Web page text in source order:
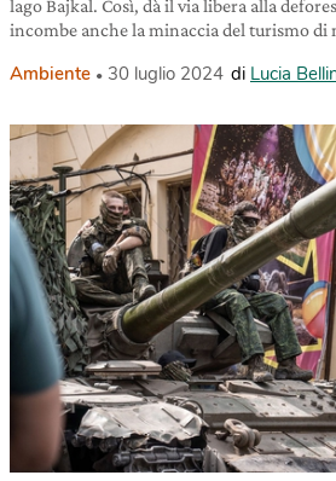
lago Bajkal. Così, dà il via libera alla
incombe anche la minaccia del turismo di
Ambiente 30 luglio 2024 di Lucia